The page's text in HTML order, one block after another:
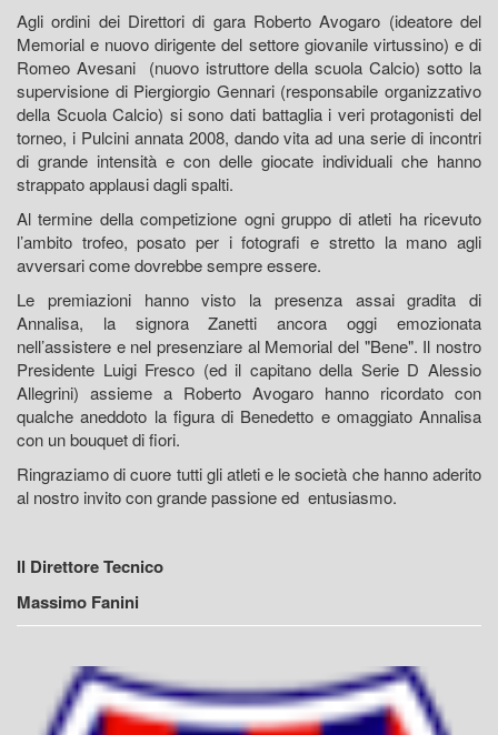
Agli ordini dei Direttori di gara Roberto Avogaro (ideatore del
Memorial e nuovo dirigente del settore giovanile virtussino) e di
Romeo Avesani (nuovo istruttore della scuola Calcio) sotto la
supervisione di Piergiorgio Gennari (responsabile organizzativo
della Scuola Calcio) si sono dati battaglia i veri protagonisti del
torneo, i Pulcini annata 2008, dando vita ad una serie di incontri
di grande intensità e con delle giocate individuali che hanno
strappato applausi dagli spalti.
Al termine della competizione ogni gruppo di atleti ha ricevuto
l’ambito trofeo, posato per i fotografi e stretto la mano agli
avversari come dovrebbe sempre essere.
Le premiazioni hanno visto la presenza assai gradita di
Annalisa, la signora Zanetti ancora oggi emozionata
nell’assistere e nel presenziare al Memorial del "Bene". Il nostro
Presidente Luigi Fresco (ed il capitano della Serie D Alessio
Allegrini) assieme a Roberto Avogaro hanno ricordato con
qualche aneddoto la figura di Benedetto e omaggiato Annalisa
con un bouquet di fiori.
Ringraziamo di cuore tutti gli atleti e le società che hanno aderito
al nostro invito con grande passione ed entusiasmo.
Il Direttore Tecnico
Massimo Fanini